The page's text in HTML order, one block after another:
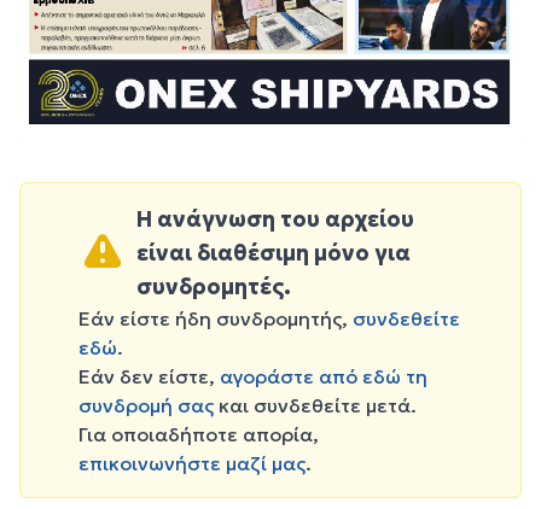
Η ανάγνωση του αρχείου
είναι διαθέσιμη μόνο για
συνδρομητές.
Εάν είστε ήδη συνδρομητής, συνδεθείτε
εδώ.
Εάν δεν είστε, αγοράστε από εδώ τη
συνδρομή σας και συνδεθείτε μετά.
Για οποιαδήποτε απορία,
επικοινωνήστε μαζί μας.